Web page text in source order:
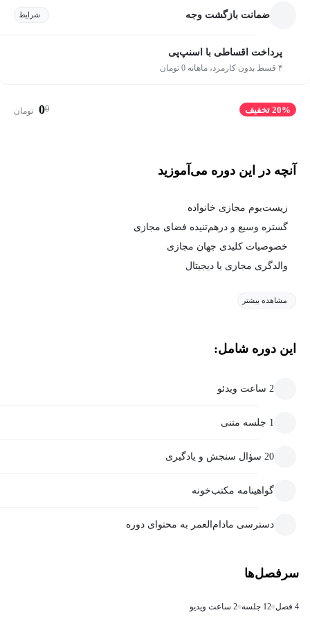
ضمانت بازگشت وجه شرایط
پرداخت اقساطی با اسنپ‌پی
۴ قسط بدون کارمزد، ماهانه 0 تومان
20% تخفیف 0
0 تومان
آنچه در این دوره می‌آموزید
زیست‌بوم مجازی خانواده
گستره وسیع و درهم‌تنیده فضای مجازی
خصوصیات کلیدی جهان مجازی
والدگری مجازی یا دیجیتال
مشاهده بیشتر
این دوره شامل:
2 ساعت ویدئو
1 جلسه متنی
20 سؤال سنجش و یادگیری
گواهینامه مکتب‌خونه
دسترسی مادام‌العمر به محتوای دوره
سرفصل‌ها
4 فصل 12 جلسه 2 ساعت ویدیو